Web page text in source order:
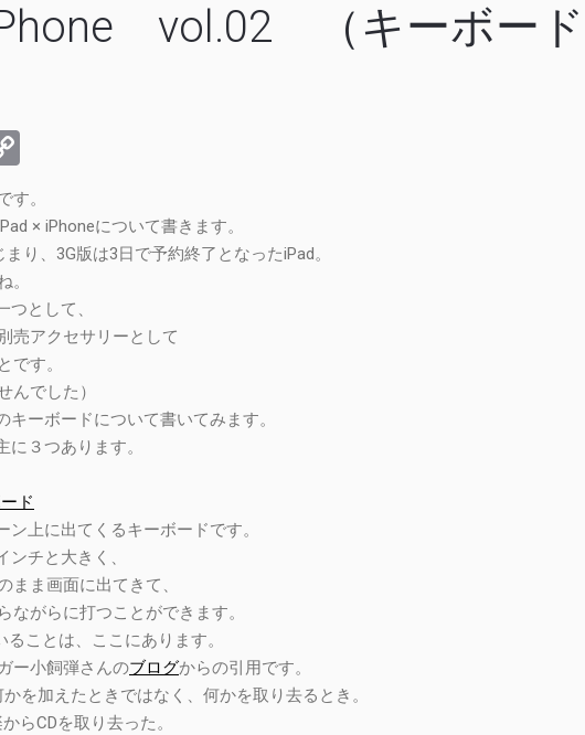
vol.02 （キーボード
Link
す。
× iPhoneについて書きます。
り、3G版は3日で予約終了となったiPad。
。
つとして、
売アクセサリーとして
です。
んでした）
キーボードについて書いてみます。
に３つあります。
ド
ン上に出てくるキーボードです。
ンチと大きく、
まま画面に出てきて、
ながらに打つことができます。
ることは、ここにあります。
ー小飼弾さんのブログからの引用です。
かを加えたときではなく、何かを取り去るとき。
らCDを取り去った。